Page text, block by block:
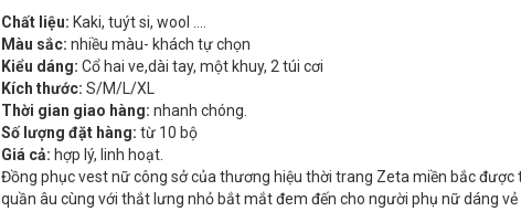
Chất liệu: Kaki, tuýt si, wool ….
Màu sắc: nhiều màu- khách tự chọn
Kiểu dáng: Cổ hai ve,dài tay, một khuy, 2 túi cơi
Kích thước: S/M/L/XL
Thời gian giao hàng: nhanh chóng.
Số lượng đặt hàng: từ 10 bộ
Giá cả: hợp lý, linh hoạt.
Đồng phục vest nữ công sở của thương hiệu thời trang Zeta miền bắc
quần âu cùng với thắt lưng nhỏ bắt mắt đem đến cho người phụ nữ dáng vẻ